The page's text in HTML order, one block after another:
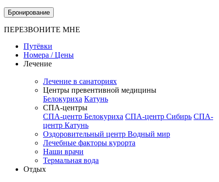
Бронирование
ПЕРЕЗВОНИТЕ МНЕ
Путёвки
Номера / Цены
Лечение
Лечение в санаториях
Центры превентивной медицины
Белокуриха Катунь
СПА-центры
СПА-центр Белокуриха СПА-центр Сибирь СПА-
центр Катунь
Оздоровительный центр Водный мир
Лечебные факторы курорта
Наши врачи
Термальная вода
Отдых